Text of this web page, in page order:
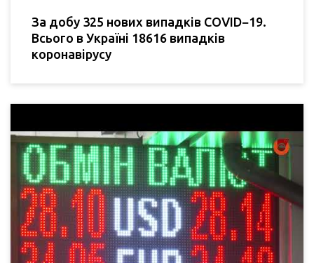
За добу 325 нових випадків COVID−19.
Всього в Україні 18616 випадків
коронавірусу